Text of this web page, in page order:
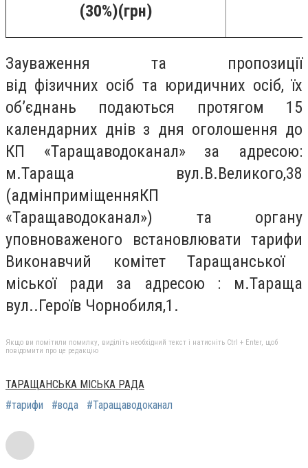
(30%)(грн)
Зауваження та пропозиції
від фізичних осіб та юридичних осіб, їх
об’єднань подаються протягом 15
календарних днів з дня оголошення до
КП «Таращаводоканал» за адресою:
м.Тараща вул.В.Великого,38
(адмінприміщенняКП
«Таращаводоканал») та органу
уповноваженого встановлювати тарифи
Виконавчий комітет Таращанської
міської ради за адресою : м.Тараща
вул..Героїв Чорнобиля,1.
Якщо ви помітили помилку, виділіть необхідний текст і натисніть Ctrl + Enter, щоб
повідомити про це редакцію
ТАРАЩАНСЬКА МІСЬКА РАДА
#тарифи
#вода #Таращаводоканал